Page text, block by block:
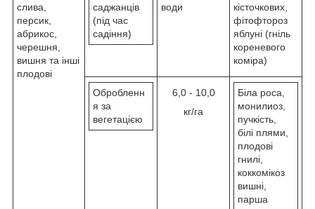
слива,
персик,
абрикос,
черешня,
вишня та інші
плодові
саджанців
(під час
садіння)
води
кісточкових,
фітофтороз
яблуні (гніль
кореневого
коміра)
Обробленн
я за
вегетацією
6,0 - 10,0
кг/га
Біла роса,
монилиоз,
пучкість,
білі плями,
плодові
гнилі,
коккомікоз
вишні,
парша